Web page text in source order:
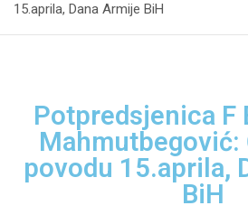
15.aprila, Dana Armije BiH
Potpredsjenica F
Mahmutbegović:
povodu 15.aprila,
BiH